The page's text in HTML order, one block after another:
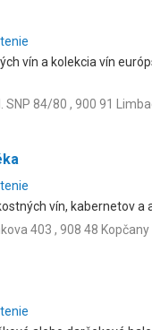
vín a kolekcia vín
SNP 84/80 , 900 91
vín, kabernetov a
403 , 908 48 Kopčany